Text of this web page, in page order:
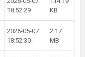
18:52:29
KB
2026-05-07
18:52:30
2.17
MB